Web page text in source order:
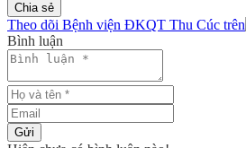
Chia sẻ
Theo dõi Bệnh viện ĐKQT Thu Cúc trên
Bình luận
Gửi